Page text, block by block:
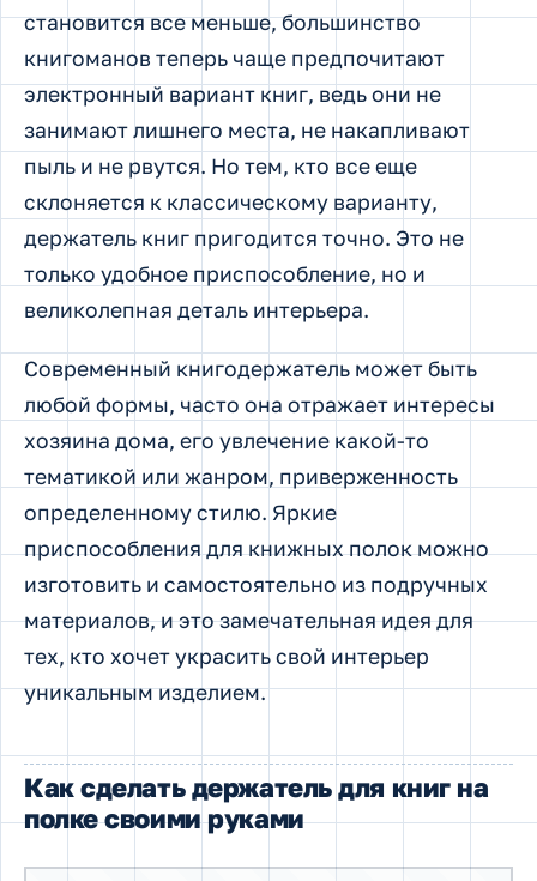
становится все меньше, большинство
книгоманов теперь чаще предпочитают
электронный вариант книг, ведь они не
занимают лишнего места, не накапливают
пыль и не рвутся. Но тем, кто все еще
склоняется к классическому варианту,
держатель книг пригодится точно. Это не
только удобное приспособление, но и
великолепная деталь интерьера.
Современный книгодержатель может быть
любой формы, часто она отражает интересы
хозяина дома, его увлечение какой-то
тематикой или жанром, приверженность
определенному стилю. Яркие
приспособления для книжных полок можно
изготовить и самостоятельно из подручных
материалов, и это замечательная идея для
тех, кто хочет украсить свой интерьер
уникальным изделием.
Как сделать держатель для книг на
полке своими руками